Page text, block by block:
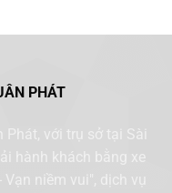
PHÁT
với trụ sở tại Sài
hành khách bằng xe
niềm vui", dịch vụ